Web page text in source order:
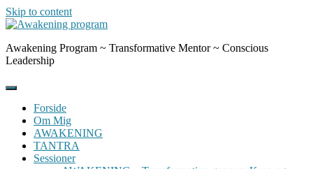
Skip to content
Awakening Program ~ Transformative Mentor ~ Conscious
Leadership
Forside
Om Mig
AWAKENING
TANTRA
Sessioner